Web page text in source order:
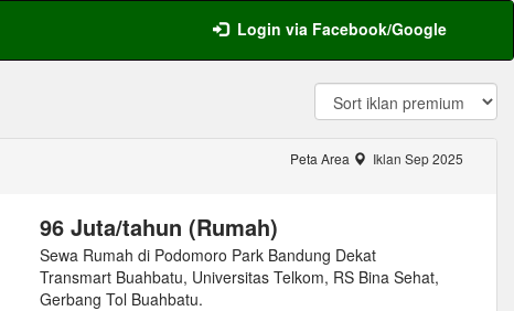
Login via Facebook/Google
Peta Area Iklan Sep 2025
96 Juta/tahun (Rumah)
Sewa Rumah di Podomoro Park Bandung Dekat
Transmart Buahbatu, Universitas Telkom, RS Bina Sehat,
Gerbang Tol Buahbatu.